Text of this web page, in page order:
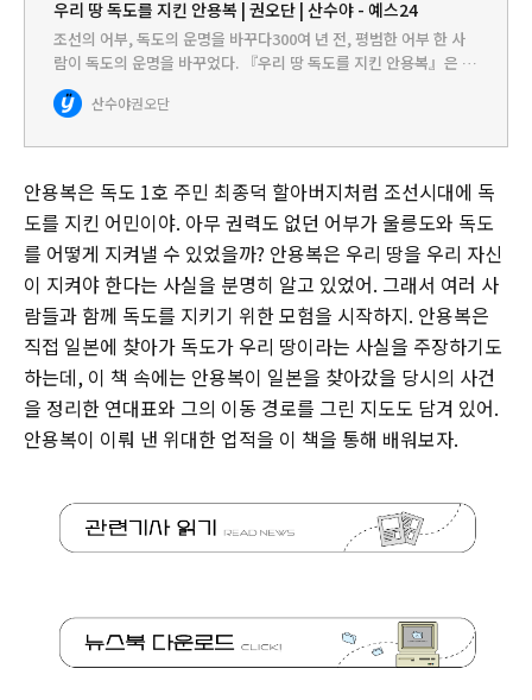
우리 땅 독도를 지킨 안용복 | 권오단 | 산수야 - 예스24
조선의 어부, 독도의 운명을 바꾸다300여 년 전, 평범한 어부 한 사
람이 독도의 운명을 바꾸었다. 『우리 땅 독도를 지킨 안용복』은 일
본으로부터 울릉도와 독도를 지켜 낸 조선의 어부 안용복의 이야기
다. 아무 권력도 없는 어부 한 사람이 어떻게 울릉도와 독도를…
산수야권오단
안용복은 독도 1호 주민 최종덕 할아버지처럼 조선시대에 독
도를 지킨 어민이야. 아무 권력도 없던 어부가 울릉도와 독도
를 어떻게 지켜낼 수 있었을까? 안용복은 우리 땅을 우리 자신
이 지켜야 한다는 사실을 분명히 알고 있었어. 그래서 여러 사
람들과 함께 독도를 지키기 위한 모험을 시작하지. 안용복은
직접 일본에 찾아가 독도가 우리 땅이라는 사실을 주장하기도
하는데, 이 책 속에는 안용복이 일본을 찾아갔을 당시의 사건
을 정리한 연대표와 그의 이동 경로를 그린 지도도 담겨 있어.
안용복이 이뤄 낸 위대한 업적을 이 책을 통해 배워보자.